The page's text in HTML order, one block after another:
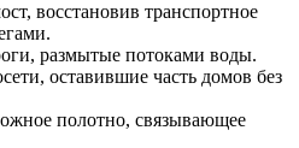
восстановив транспортное
размытые потоками воды.
оставившие часть домов без
полотно, связывающее